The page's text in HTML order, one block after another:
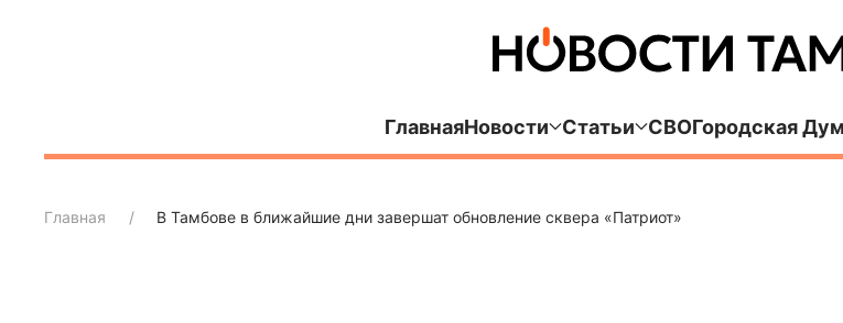
ГлавнаяНовости Статьи СВОГородская
Главная В Тамбове в ближайшие дни завершат обновление сквера «Патриот»